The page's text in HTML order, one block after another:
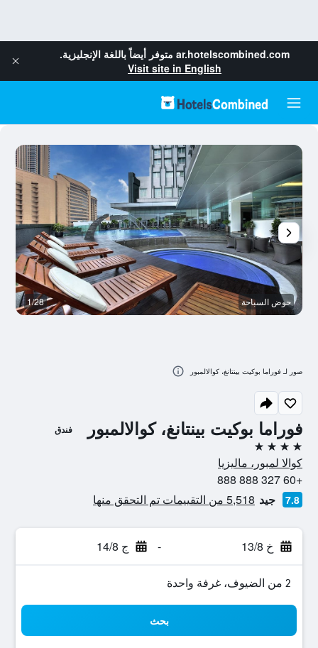
ar.hotelscombined.com متوفر أيضاً باللغة الإنجليزية.
Visit site in English
فوراما بوكيت بينتانغ، كوالالمبور فندق
4 نجوم
كوالا لمبور، ماليزيا
+60 327 888 888
7.8 جيد 5,518 من التقييمات تم التحقق منها
خ 13/8 - ج 14/8
2 من الضيوف، غرفة واحدة
بحث
حوض السباحة 1/28
صور لـ فوراما بوكيت بينتانغ، كوالالمبور